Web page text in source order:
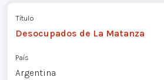
Título
Desocupados de La Matanza
País
Argentina